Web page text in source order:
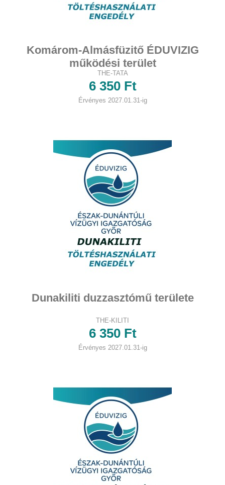
Komárom-Almásfüzitő ÉDUVIZIG
működési terület
THE-TATA
6 350 Ft
Érvényes 2027.01.31-ig
Dunakiliti duzzasztómű területe
THE-KILITI
6 350 Ft
Érvényes 2027.01.31-ig